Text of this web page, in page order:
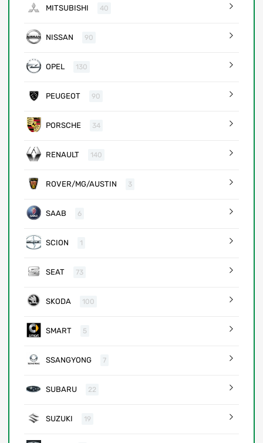
MITSUBISHI 40
NISSAN 90
OPEL 130
PEUGEOT 90
PORSCHE 34
RENAULT 140
ROVER/MG/AUSTIN 3
SAAB 6
SCION 1
SEAT 73
SKODA 100
SMART 5
SSANGYONG 7
SUBARU 22
SUZUKI 19